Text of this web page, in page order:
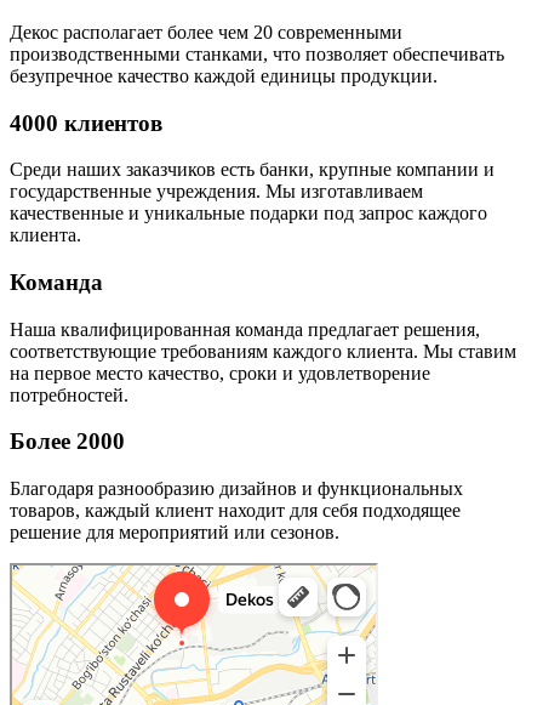
Декос располагает более чем 20 современными
производственными станками, что позволяет обеспечивать
безупречное качество каждой единицы продукции.
4000 клиентов
Среди наших заказчиков есть банки, крупные компании и
государственные учреждения. Мы изготавливаем
качественные и уникальные подарки под запрос каждого
клиента.
Команда
Наша квалифицированная команда предлагает решения,
соответствующие требованиям каждого клиента. Мы ставим
на первое место качество, сроки и удовлетворение
потребностей.
Более 2000
Благодаря разнообразию дизайнов и функциональных
товаров, каждый клиент находит для себя подходящее
решение для мероприятий или сезонов.